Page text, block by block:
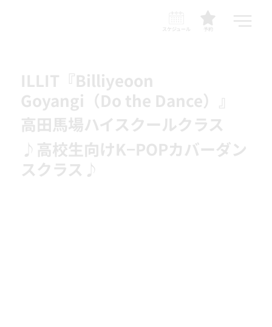
予約
スケジュール
ILLIT『Billiyeoon
Goyangi（Do the Dance）』
高田馬場ハイスクールクラス
♪高校生向けK−POPカバーダン
スクラス♪